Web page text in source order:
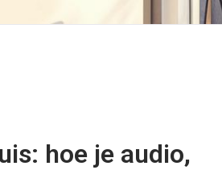
hoe je audio,